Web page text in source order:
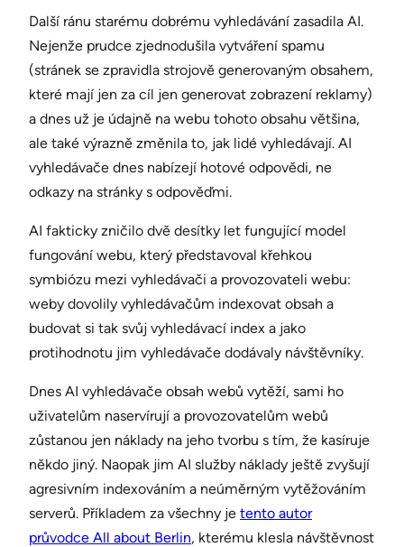
Další ránu starému dobrému vyhledávání zasadila AI.
Nejenže prudce zjednodušila vytváření spamu
(stránek se zpravidla strojově generovaným obsahem,
které mají jen za cíl jen generovat zobrazení reklamy)
a dnes už je údajně na webu tohoto obsahu většina,
ale také výrazně změnila to, jak lidé vyhledávají. AI
vyhledávače dnes nabízejí hotové odpovědi, ne
odkazy na stránky s odpověďmi.
AI fakticky zničilo dvě desítky let fungující model
fungování webu, který představoval křehkou
symbiózu mezi vyhledávači a provozovateli webu:
weby dovolily vyhledávačům indexovat obsah a
budovat si tak svůj vyhledávací index a jako
protihodnotu jim vyhledávače dodávaly návštěvníky.
Dnes AI vyhledávače obsah webů vytěží, sami ho
uživatelům naservírují a provozovatelům webů
zůstanou jen náklady na jeho tvorbu s tím, že kasíruje
někdo jiný. Naopak jim AI služby náklady ještě zvyšují
agresivním indexováním a neúměrným vytěžováním
serverů. Příkladem za všechny je tento autor
průvodce All about Berlin, kterému klesla návštěvnost